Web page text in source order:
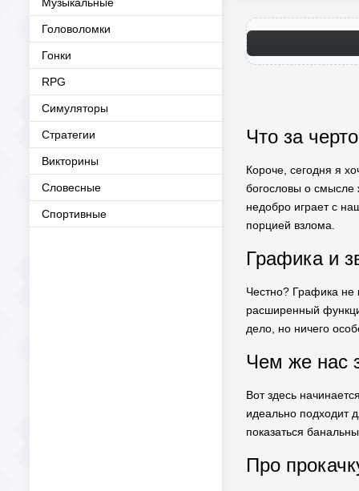
Головоломки
Гонки
RPG
Симуляторы
Стратегии
Викторины
Словесные
Спортивные
Что за
Короче, сегодня я
богословы о смысле
недобро играет с
порцией взлома.
Графика и
Честно? Графика не
расширенный
дело, но ничего
Чем же нас
Вот здесь
идеально подходит
показаться
Про